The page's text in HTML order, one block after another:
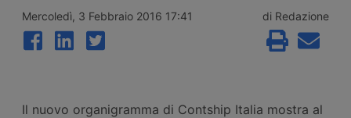
Mohammad Hossein Shamkhani, figlio del
consigliere di Khamenei ucciso a febbraio.
Aveva servizi anche nel Mediterraneo.
Mercoledì, 3 Febbraio 2016 17:41 di Redazione
Il nuovo organigramma di Contship Italia mostra al